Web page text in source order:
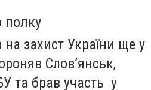
полку
захист України ще у
Слов’янськ,
та брав участь у